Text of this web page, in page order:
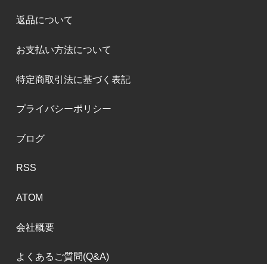
返品について
お支払い方法について
特定商取引法に基づく表記
プライバシーポリシー
ブログ
RSS
ATOM
会社概要
よくあるご質問(Q&A)